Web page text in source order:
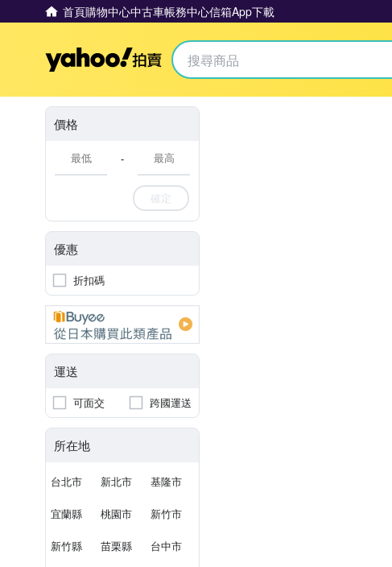
首頁購物中心中古車帳務中心信箱App下載
Yahoo拍賣
價格
-
確定
優惠
折扣碼
運送
可面交 跨國運送
所在地
台北市 新北市 基隆市
宜蘭縣 桃園市 新竹市
新竹縣 苗栗縣 台中市